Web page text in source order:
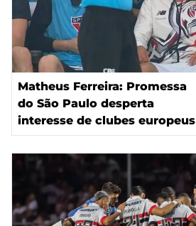
Matheus Ferreira: Promessa
do São Paulo desperta
interesse de clubes europeus